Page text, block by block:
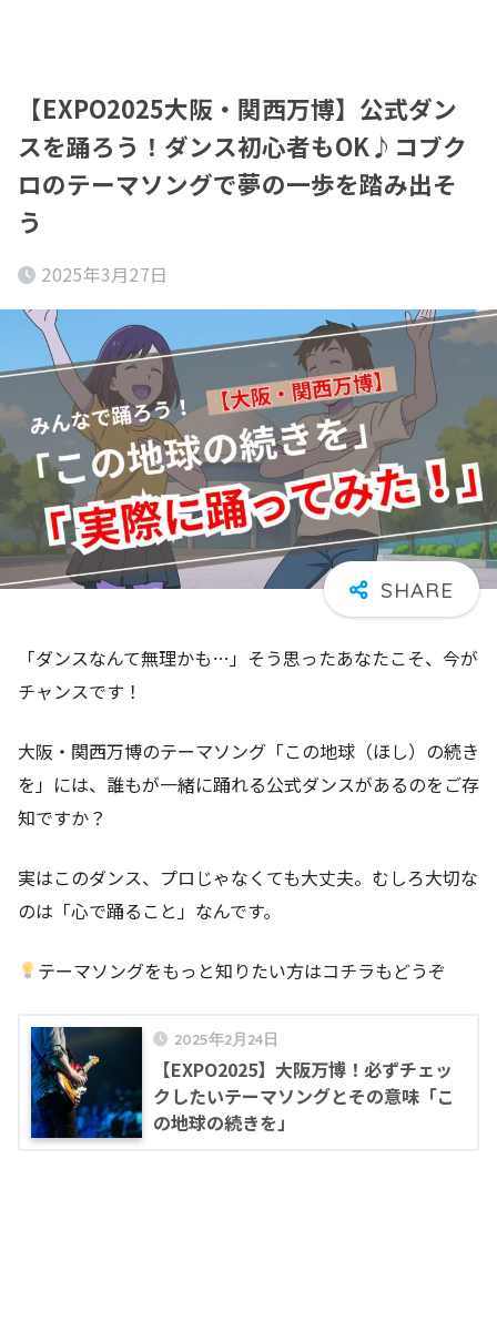
【EXPO2025大阪・関西万博】公式ダン
スを踊ろう！ダンス初心者もOK♪コブク
ロのテーマソングで夢の一歩を踏み出そ
う
2025年3月27日
「ダンスなんて無理かも…」そう思ったあなたこそ、今が
チャンスです！
大阪・関西万博のテーマソング「この地球（ほし）の続き
を」には、誰もが一緒に踊れる公式ダンスがあるのをご存
知ですか？
実はこのダンス、プロじゃなくても大丈夫。むしろ大切な
のは「心で踊ること」なんです。
テーマソングをもっと知りたい方はコチラもどうぞ
2025年2月24日
【EXPO2025】大阪万博！必ずチェッ
クしたいテーマソングとその意味「こ
の地球の続きを」